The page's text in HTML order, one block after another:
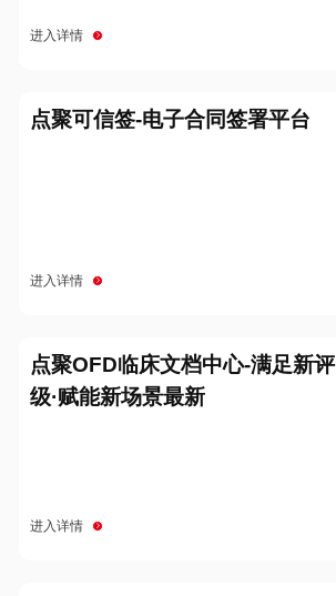
进入详情
点聚可信签-电子合同签署平台
进入详情
点聚OFD临床文档中心-满足新评
级·赋能新场景最新
进入详情